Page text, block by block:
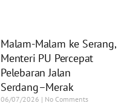
Malam-Malam ke Serang,
Menteri PU Percepat
Pelebaran Jalan
Serdang–Merak
06/07/2026 No Comments